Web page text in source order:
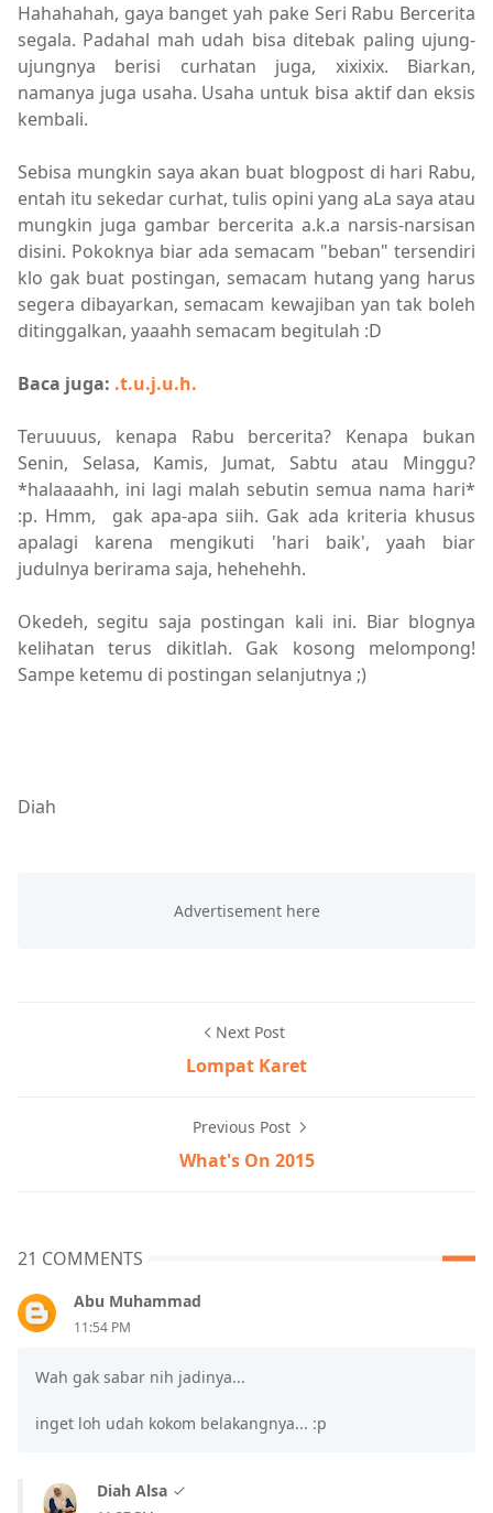
Hahahahah, gaya banget yah pake Seri Rabu Bercerita
segala. Padahal mah udah bisa ditebak paling ujung-
ujungnya berisi curhatan juga, xixixix. Biarkan,
namanya juga usaha. Usaha untuk bisa aktif dan eksis
kembali.
Sebisa mungkin saya akan buat blogpost di hari Rabu,
entah itu sekedar curhat, tulis opini yang aLa saya atau
mungkin juga gambar bercerita a.k.a narsis-narsisan
disini. Pokoknya biar ada semacam "beban" tersendiri
klo gak buat postingan, semacam hutang yang harus
segera dibayarkan, semacam kewajiban yan tak boleh
ditinggalkan, yaaahh semacam begitulah :D
Baca juga: .t.u.j.u.h.
Teruuuus, kenapa Rabu bercerita? Kenapa bukan
Senin, Selasa, Kamis, Jumat, Sabtu atau Minggu?
*halaaaahh, ini lagi malah sebutin semua nama hari*
:p. Hmm, gak apa-apa siih. Gak ada kriteria khusus
apalagi karena mengikuti 'hari baik', yaah biar
judulnya berirama saja, hehehehh.
Okedeh, segitu saja postingan kali ini. Biar blognya
kelihatan terus dikitlah. Gak kosong melompong!
Sampe ketemu di postingan selanjutnya ;)
Diah
Next Post
Lompat Karet
Previous Post
What's On 2015
21 COMMENTS
Abu Muhammad
11:54 PM
Wah gak sabar nih jadinya...
inget loh udah kokom belakangnya... :p
Diah Alsa